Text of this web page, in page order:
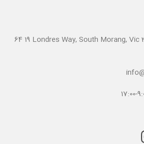
64 19 Londres Way, South Morang, Vic